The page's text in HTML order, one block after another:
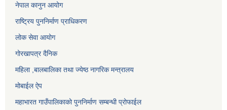
नेपाल कानुन आयोग
राष्ट्रिय पुननिर्माण प्राधिकरण
लोक सेवा आयोग
गोरखापत्र दैनिक
महिला ,बालबालिका तथा ज्येष्ठ नागरिक मन्त्रालय
मोबाईल ऐप
महाभारत गाउँपालिकाको पुननिर्माण सम्बन्धी प्रोफाईल